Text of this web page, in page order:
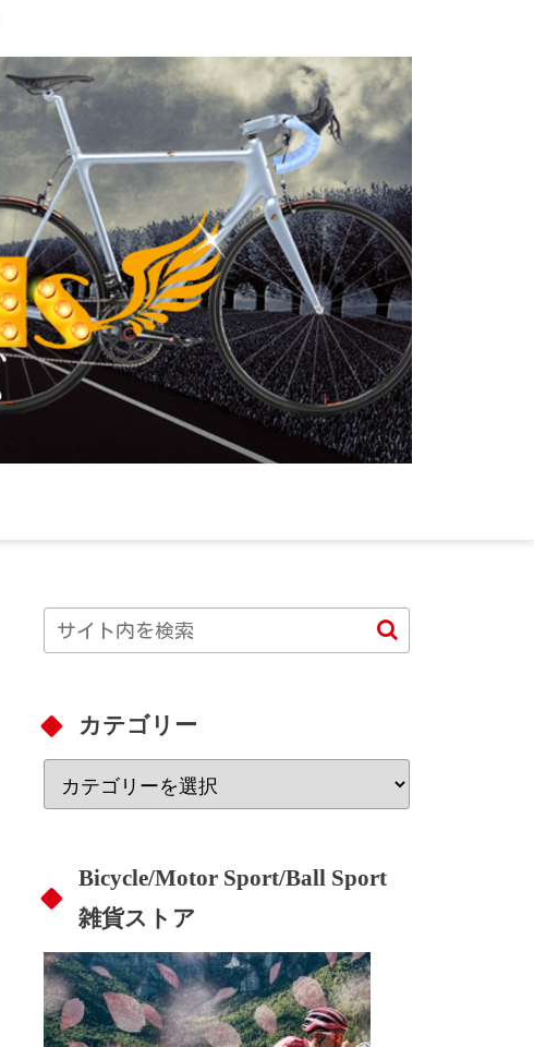
カテゴリー
Bicycle/Motor Sport/Ball Sport
雑貨ストア